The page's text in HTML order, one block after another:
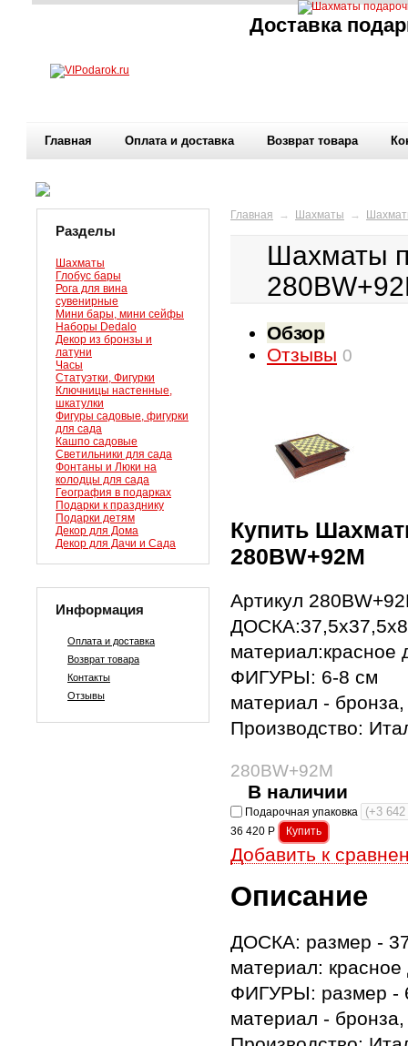
Доставка
Главная Оплата и доставка Возврат товара
Разделы
Шахматы
Глобус бары
Рога для вина
сувенирные
Мини бары, мини сейфы
Наборы Dedalo
Декор из бронзы и
латуни
Часы
Статуэтки, Фигурки
Ключницы настенные,
шкатулки
Фигуры садовые, фигурки
для сада
Кашпо садовые
Светильники для сада
Фонтаны и Люки на
колодцы для сада
География в подарках
Подарки к празднику
Подарки детям
Декор для Дома
Декор для Дачи и Сада
Информация
Оплата и доставка
Возврат товара
Контакты
Отзывы
Главная → Шахматы →
Шахматы
Обзор
Отзывы 0
Купить
280BW+92M
Артикул
материал:красное
ФИГУРЫ: 6-8 см
материал -
Производство:
280BW+92M
В наличии
Подарочная упаковка
36 420 Р
Добавить к
Описание
ДОСКА: размер -
материал:
ФИГУРЫ: размер -
материал -